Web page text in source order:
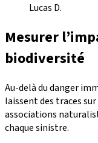
Lucas D.
Mesurer
biodiversité
Au-delà du danger
laissent des traces
associations
chaque sinistre.